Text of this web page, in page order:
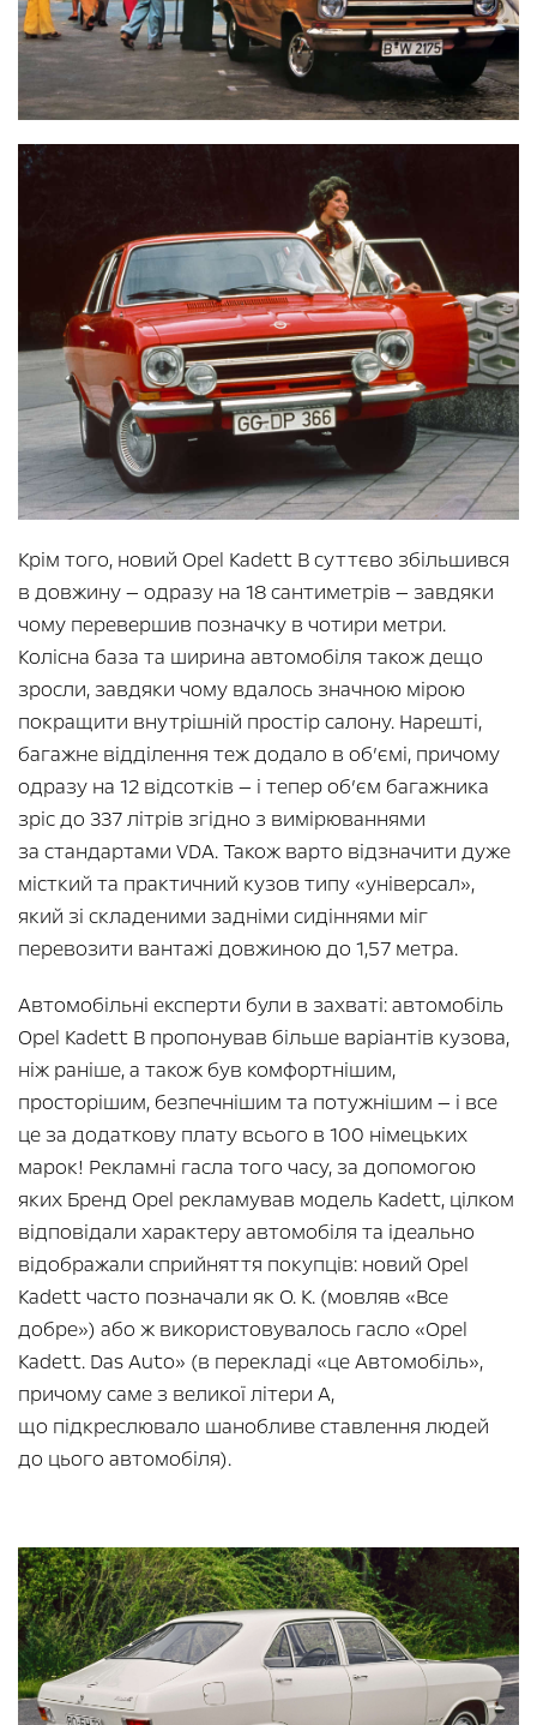
Крім того, новий Opel Kadett B суттєво збільшився
в довжину — одразу на 18 сантиметрів — завдяки
чому перевершив позначку в чотири метри.
Колісна база та ширина автомобіля також дещо
зросли, завдяки чому вдалось значною мірою
покращити внутрішній простір салону. Нарешті,
багажне відділення теж додало в об’ємі, причому
одразу на 12 відсотків — і тепер об’єм багажника
зріс до 337 літрів згідно з вимірюваннями
за стандартами VDA. Також варто відзначити дуже
місткий та практичний кузов типу «універсал»,
який зі складеними задніми сидіннями міг
перевозити вантажі довжиною до 1,57 метра.
Автомобільні експерти були в захваті: автомобіль
Opel Kadett B пропонував більше варіантів кузова,
ніж раніше, а також був комфортнішим,
просторішим, безпечнішим та потужнішим — і все
це за додаткову плату всього в 100 німецьких
марок! Рекламні гасла того часу, за допомогою
яких Бренд Opel рекламував модель Kadett, цілком
відповідали характеру автомобіля та ідеально
відображали сприйняття покупців: новий Opel
Kadett часто позначали як О. К. (мовляв «Все
добре») або ж використовувалось гасло «Opel
Kadett. Das Auto» (в перекладі «це Автомобіль»,
причому саме з великої літери А,
що підкреслювало шанобливе ставлення людей
до цього автомобіля).